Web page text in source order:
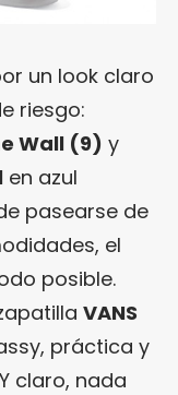
un look claro
riesgo:
Wall (9) y
en azul
pasearse de
el
posible.
VANS
práctica y
claro, nada